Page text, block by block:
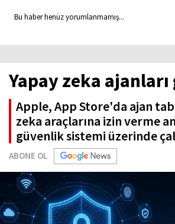
Bu haber henüz yorumlanmamış...
Yapay zeka
Apple, App Store'da ajan
zeka araçlarına izin verme
güvenlik sistemi üzerinde
ABONE OL